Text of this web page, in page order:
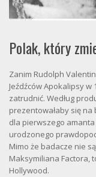
Polak, który
Zanim Rudolph
Jeźdźców Apokalipsy w
zatrudnić. Według
prezentowałaby się na
dla pierwszego
urodzonego
Mimo że badacze nie
Maksymiliana Factora,
Hollywood.